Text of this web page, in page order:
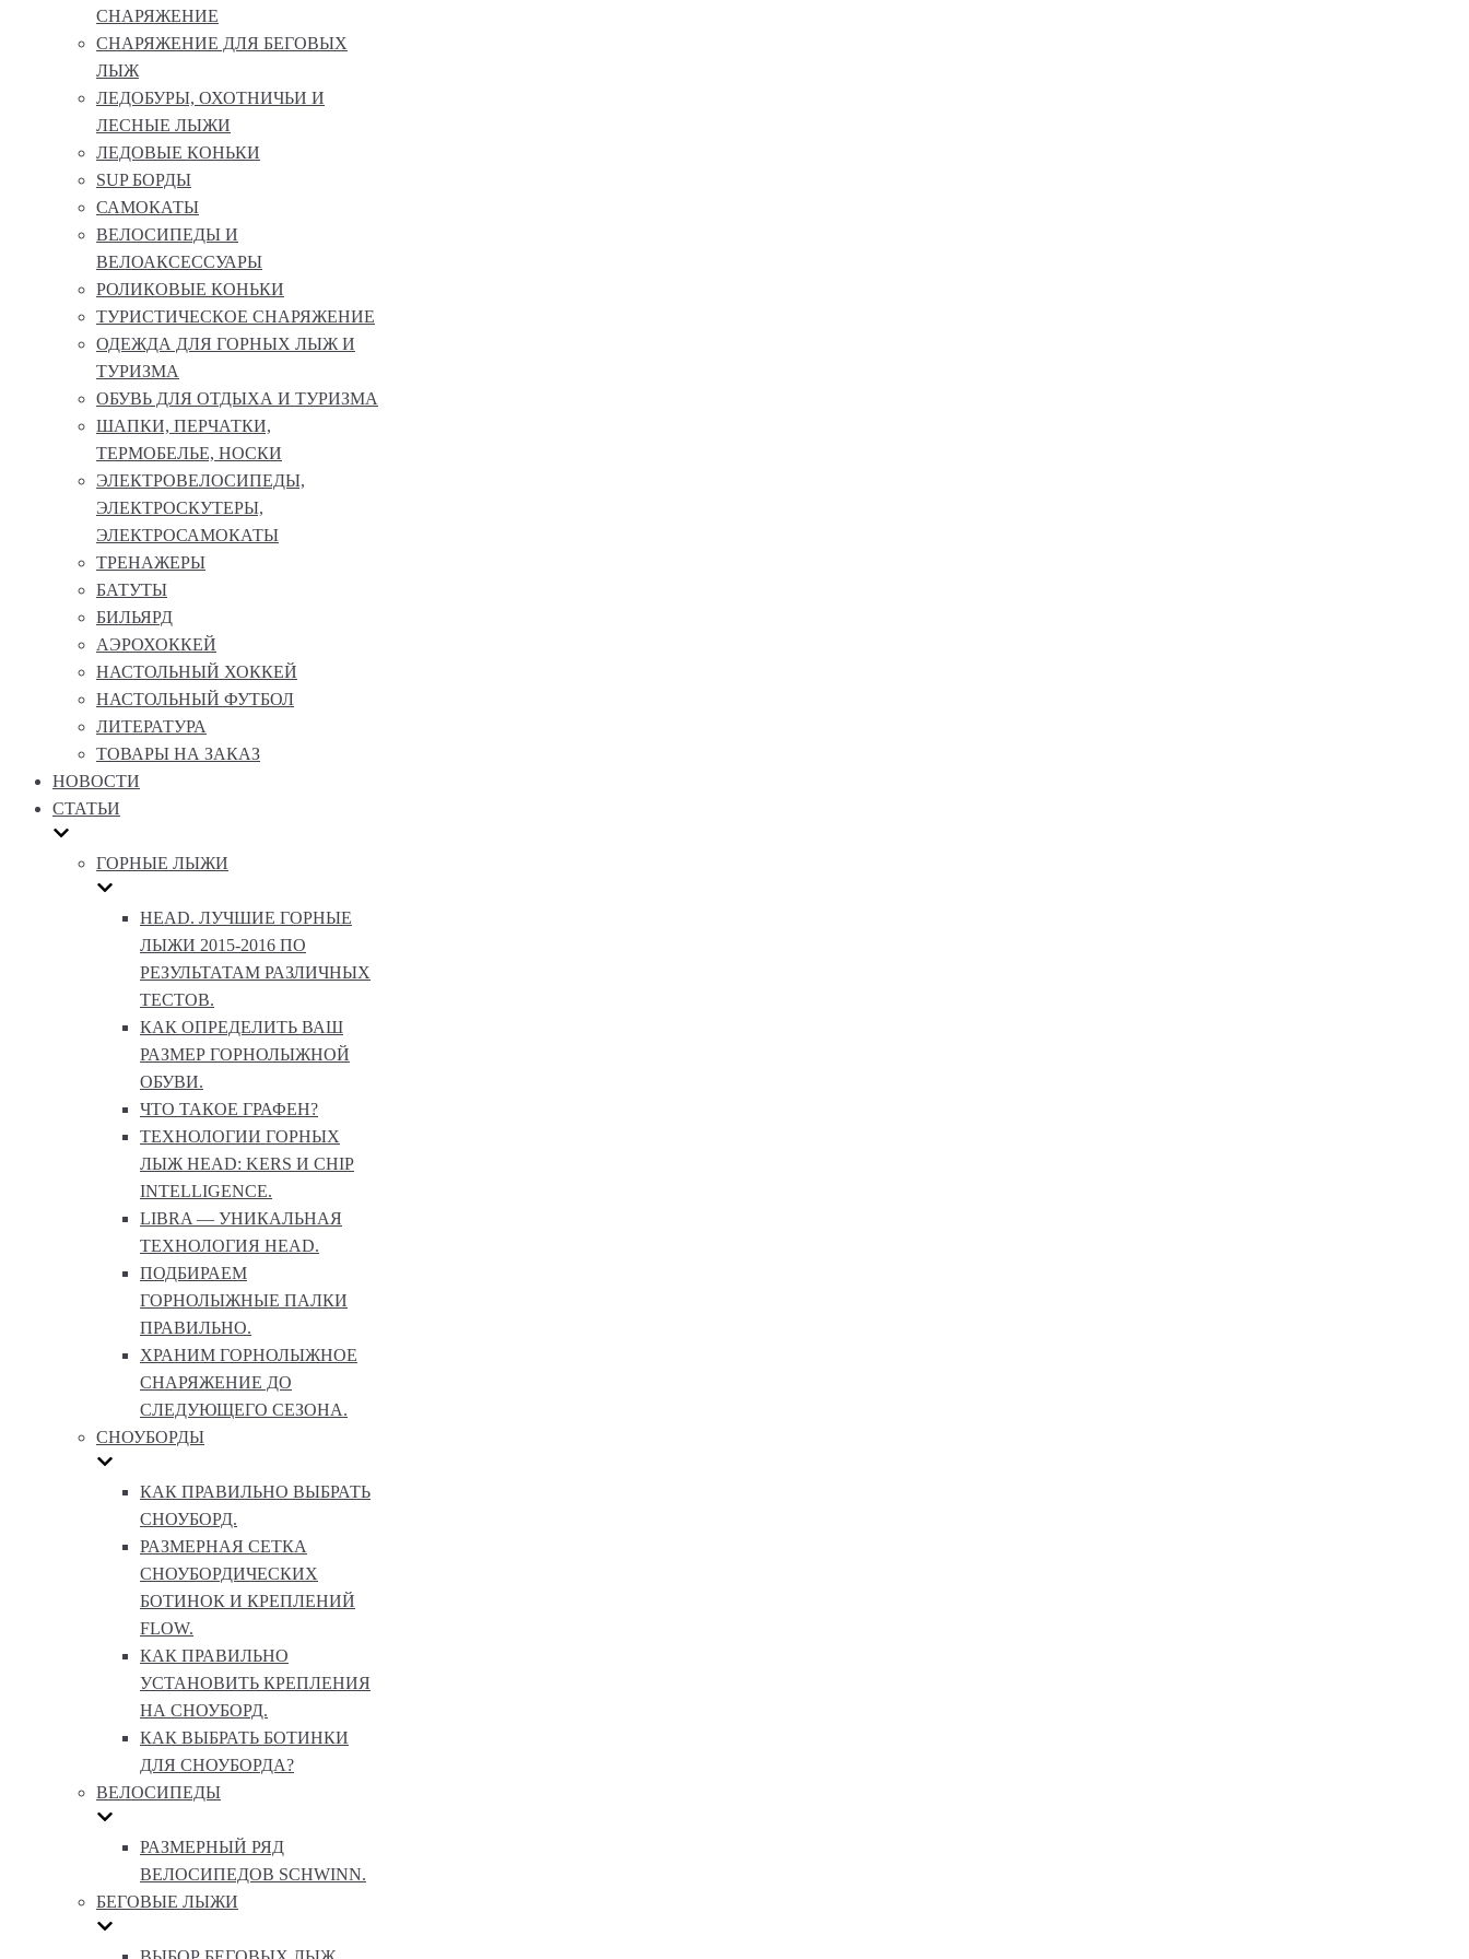
СНАРЯЖЕНИЕ
СНАРЯЖЕНИЕ ДЛЯ БЕГОВЫХ
ЛЫЖ
ЛЕДОБУРЫ, ОХОТНИЧЬИ И
ЛЕСНЫЕ ЛЫЖИ
ЛЕДОВЫЕ КОНЬКИ
SUP БОРДЫ
САМОКАТЫ
ВЕЛОСИПЕДЫ И
ВЕЛОАКСЕССУАРЫ
РОЛИКОВЫЕ КОНЬКИ
ТУРИСТИЧЕСКОЕ СНАРЯЖЕНИЕ
ОДЕЖДА ДЛЯ ГОРНЫХ ЛЫЖ И
ТУРИЗМА
ОБУВЬ ДЛЯ ОТДЫХА И ТУРИЗМА
ШАПКИ, ПЕРЧАТКИ,
ТЕРМОБЕЛЬЕ, НОСКИ
ЭЛЕКТРОВЕЛОСИПЕДЫ,
ЭЛЕКТРОСКУТЕРЫ,
ЭЛЕКТРОСАМОКАТЫ
ТРЕНАЖЕРЫ
БАТУТЫ
БИЛЬЯРД
АЭРОХОККЕЙ
НАСТОЛЬНЫЙ ХОККЕЙ
НАСТОЛЬНЫЙ ФУТБОЛ
ЛИТЕРАТУРА
ТОВАРЫ НА ЗАКАЗ
НОВОСТИ
СТАТЬИ
ГОРНЫЕ ЛЫЖИ
HEAD. ЛУЧШИЕ ГОРНЫЕ
ЛЫЖИ 2015-2016 ПО
РЕЗУЛЬТАТАМ РАЗЛИЧНЫХ
ТЕСТОВ.
КАК ОПРЕДЕЛИТЬ ВАШ
РАЗМЕР ГОРНОЛЫЖНОЙ
ОБУВИ.
ЧТО ТАКОЕ ГРАФЕН?
ТЕХНОЛОГИИ ГОРНЫХ
ЛЫЖ HEAD: KERS И CHIP
INTELLIGENCE.
LIBRA — УНИКАЛЬНАЯ
ТЕХНОЛОГИЯ HEAD.
ПОДБИРАЕМ
ГОРНОЛЫЖНЫЕ ПАЛКИ
ПРАВИЛЬНО.
ХРАНИМ ГОРНОЛЫЖНОЕ
СНАРЯЖЕНИЕ ДО
СЛЕДУЮЩЕГО СЕЗОНА.
СНОУБОРДЫ
КАК ПРАВИЛЬНО ВЫБРАТЬ
СНОУБОРД.
РАЗМЕРНАЯ СЕТКА
СНОУБОРДИЧЕСКИХ
БОТИНОК И КРЕПЛЕНИЙ
FLOW.
КАК ПРАВИЛЬНО
УСТАНОВИТЬ КРЕПЛЕНИЯ
НА СНОУБОРД.
КАК ВЫБРАТЬ БОТИНКИ
ДЛЯ СНОУБОРДА?
ВЕЛОСИПЕДЫ
РАЗМЕРНЫЙ РЯД
ВЕЛОСИПЕДОВ SCHWINN.
БЕГОВЫЕ ЛЫЖИ